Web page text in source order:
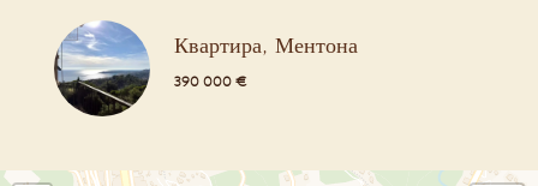
Квартира, Ментона
390 000 €